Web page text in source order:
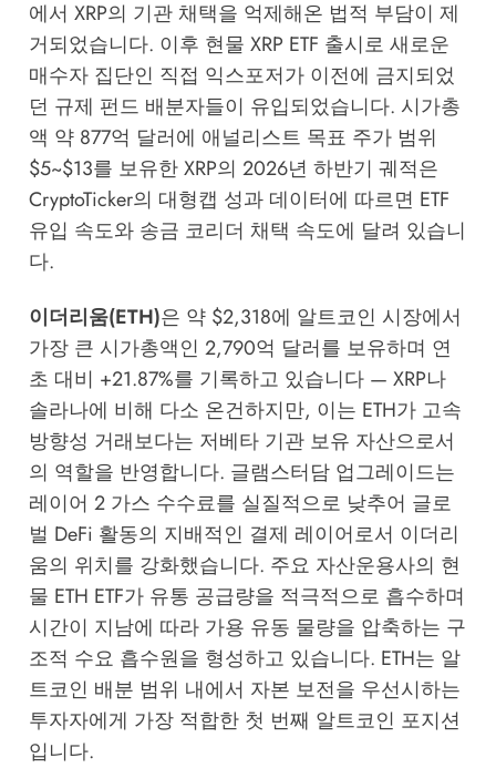
에서 XRP의 기관 채택을 억제해온 법적 부담이 제
거되었습니다. 이후 현물 XRP ETF 출시로 새로운
매수자 집단인 직접 익스포저가 이전에 금지되었
던 규제 펀드 배분자들이 유입되었습니다. 시가총
액 약 877억 달러에 애널리스트 목표 주가 범위
$5~$13를 보유한 XRP의 2026년 하반기 궤적은
CryptoTicker의 대형캡 성과 데이터에 따르면 ETF
유입 속도와 송금 코리더 채택 속도에 달려 있습니
다.
이더리움(ETH)은 약 $2,318에 알트코인 시장에서
가장 큰 시가총액인 2,790억 달러를 보유하며 연
초 대비 +21.87%를 기록하고 있습니다 — XRP나
솔라나에 비해 다소 온건하지만, 이는 ETH가 고속
방향성 거래보다는 저베타 기관 보유 자산으로서
의 역할을 반영합니다. 글램스터담 업그레이드는
레이어 2 가스 수수료를 실질적으로 낮추어 글로
벌 DeFi 활동의 지배적인 결제 레이어로서 이더리
움의 위치를 강화했습니다. 주요 자산운용사의 현
물 ETH ETF가 유통 공급량을 적극적으로 흡수하며
시간이 지남에 따라 가용 유동 물량을 압축하는 구
조적 수요 흡수원을 형성하고 있습니다. ETH는 알
트코인 배분 범위 내에서 자본 보전을 우선시하는
투자자에게 가장 적합한 첫 번째 알트코인 포지션
입니다.